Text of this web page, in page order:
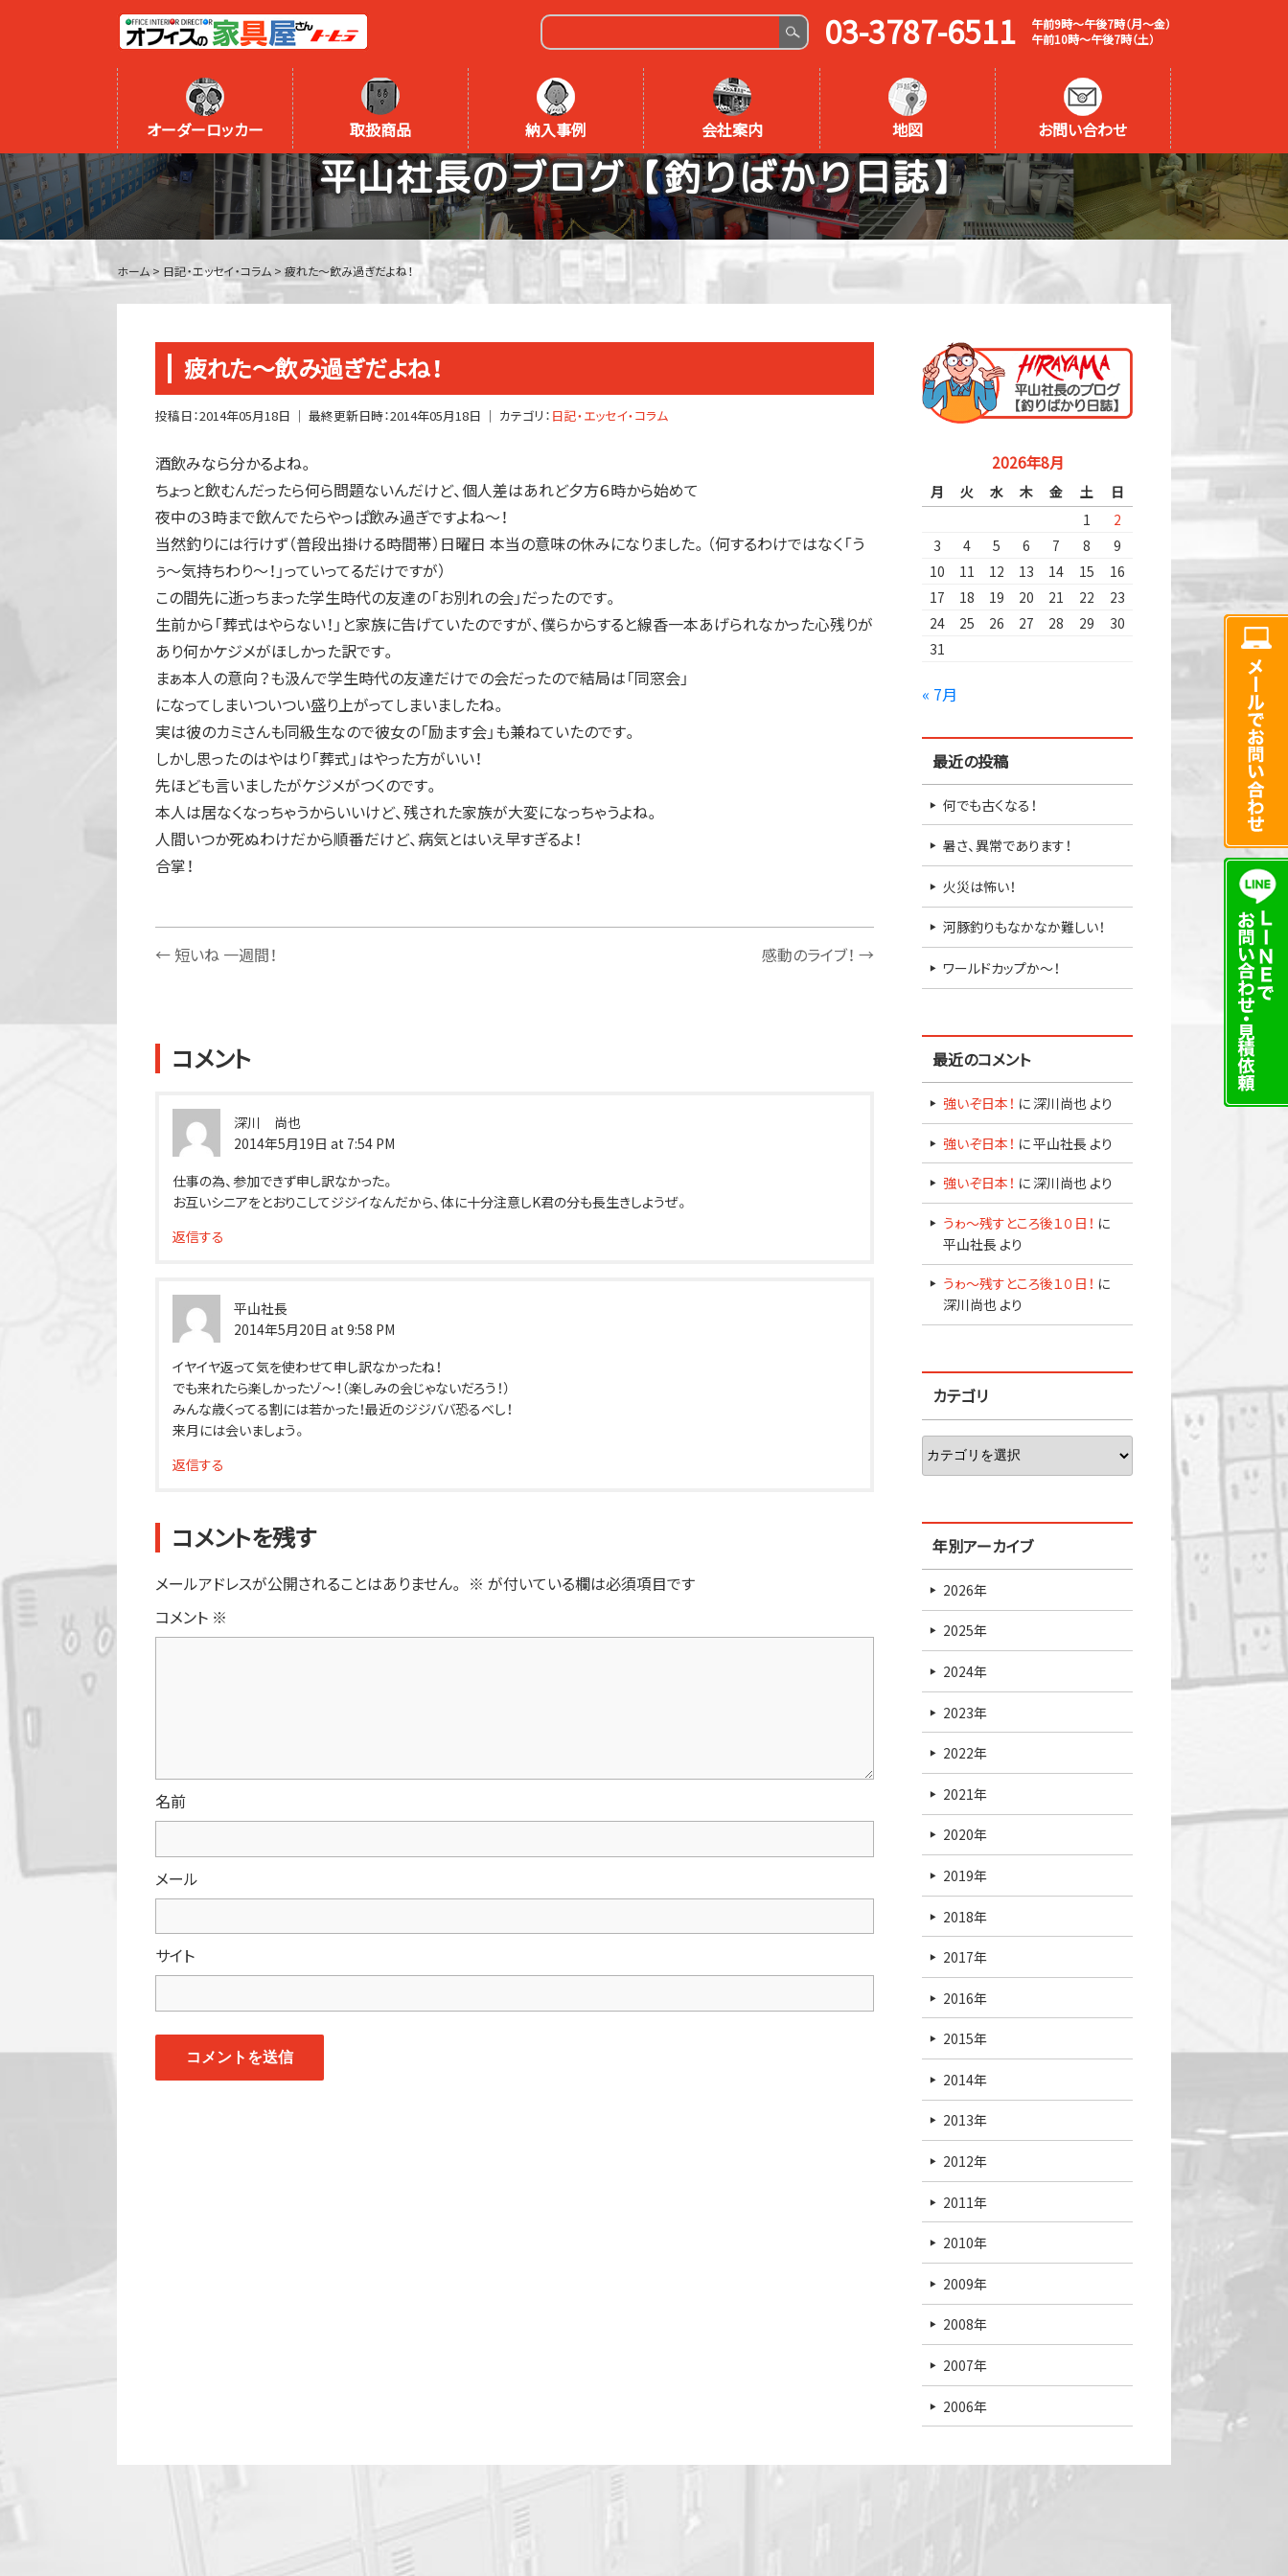
03-3787-6511
午前9時～午後7時（月～金）
午前10時～午後7時（土）
オーダーロッカー 取扱商品 納入事例 会社案内 地図 お問い合わせ
平山社長のブログ【釣りばかり日誌】
ホーム > 日記・エッセイ・コラム > 疲れた～飲み過ぎだよね！
疲れた～飲み過ぎだよね！
投稿日：2014年05月18日 ｜ 最終更新日時：2014年05月18日 ｜ カテゴリ： 日記・エッセイ・コラム
酒飲みなら分かるよね。
ちょっと飲むんだったら何ら問題ないんだけど、個人差はあれど夕方６時から始めて
夜中の３時まで飲んでたらやっぱ飲み過ぎですよね～！
当然釣りには行けず（普段出掛ける時間帯）日曜日 本当の意味の休みになりました。（何するわけではなく「う
ぅ～気持ちわり～！」っていってるだけですが）
この間先に逝っちまった学生時代の友達の「お別れの会」だったのです。
生前から「葬式はやらない！」と家族に告げていたのですが、僕らからすると線香一本あげられなかった心残りが
あり何かケジメがほしかった訳です。
まぁ本人の意向？も汲んで学生時代の友達だけでの会だったので結局は「同窓会」
になってしまいついつい盛り上がってしまいましたね。
実は彼のカミさんも同級生なので彼女の「励ます会」も兼ねていたのです。
しかし思ったのはやはり「葬式」はやった方がいい！
先ほども言いましたがケジメがつくのです。
本人は居なくなっちゃうからいいけど、残された家族が大変になっちゃうよね。
人間いつか死ぬわけだから順番だけど、病気とはいえ早すぎるよ！
合掌！
← 短いね 一週間！ 感動のライブ！ →
コメント
深川 尚也
2014年5月19日 at 7:54 PM
仕事の為、参加できず申し訳なかった。
お互いシニアをとおりこしてジジイなんだから、体に十分注意しK君の分も長生きしようぜ。
返信する
平山社長
2014年5月20日 at 9:58 PM
イヤイヤ返って気を使わせて申し訳なかったね！
でも来れたら楽しかったゾ～！（楽しみの会じゃないだろう！）
みんな歳くってる割には若かった！最近のジジババ恐るべし！
来月には会いましょう。
返信する
コメントを残す
メールアドレスが公開されることはありません。 ※ が付いている欄は必須項目です
コメント ※
名前
メール
サイト
2026年8月
月 火 水 木 金 土
日
1
2
3
4 5 6 7 8
9
10
11 12 13 14 15
16
17
18 19 20 21 22
23
24
25 26 27 28 29
30
31
« 7月
最近の投稿
何でも古くなる！
暑さ、異常であります！
火災は怖い！
河豚釣りもなかなか難しい！
ワールドカップか～！
最近のコメント
強いぞ日本！ に 深川尚也 より
強いぞ日本！ に平山社長 より
強いぞ日本！ に 深川尚也 より
うゎ～残すところ後１０日！ に
平山社長 より
うゎ～残すところ後１０日！ に
深川尚也 より
カテゴリ
年別アーカイブ
2026年
2025年
2024年
2023年
2022年
2021年
2020年
2019年
2018年
2017年
2016年
2015年
2014年
2013年
2012年
2011年
2010年
2009年
2008年
2007年
2006年